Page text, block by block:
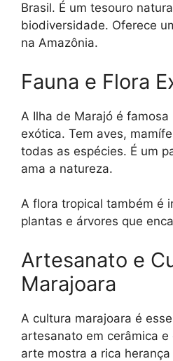
Brasil. É um tesouro
biodiversidade. Oferece
na Amazônia.
Fauna e Flora
A Ilha de Marajó é famosa
exótica. Tem aves,
todas as espécies. É um
ama a natureza.
A flora tropical também é
plantas e árvores que
Artesanato e
Marajoara
A cultura marajoara é
artesanato em cerâmica
arte mostra a rica